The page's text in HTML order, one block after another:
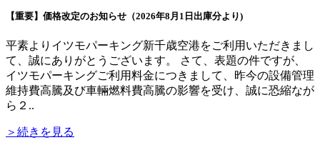
【重要】価格改定のお知らせ（2026年8月1日出庫分より)
平素よりイツモパーキング新千歳空港をご利用いただきまし
て、誠にありがとうございます。 さて、表題の件ですが、
イツモパーキングご利用料金につきまして、昨今の設備管理
維持費高騰及び車輛燃料費高騰の影響を受け、誠に恐縮なが
ら２..
＞続きを見る